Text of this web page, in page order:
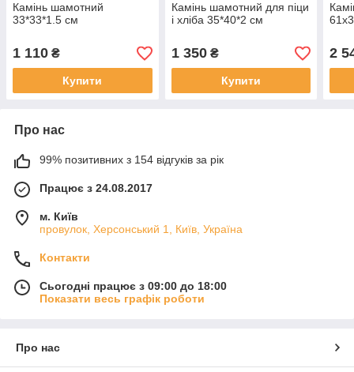
Камінь шамотний
33*33*1.5 см
1 110 ₴
Купити
Камінь шамотний для піци
і хліба 35*40*2 см
1 350₴
Купити
2
Про нас
99% позитивних з 154 відгуків за рік
Працює з 24.08.2017
м. Київ
провулок, Херсонський 1, Київ, Україна
Контакти
Сьогодні працює з 09:00 до 18:00
Показати весь графік роботи
Про нас